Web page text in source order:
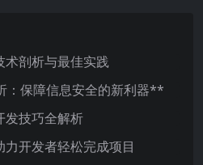
术剖析与最佳实践
：保障信息安全的新利器**
发技巧全解析
开发者轻松完成项目